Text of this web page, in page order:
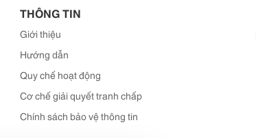
THÔNG TIN
Giới thiệu
Hướng dẫn
Quy chế hoạt động
Cơ chế giải quyết tranh chấp
Chính sách bảo vệ thông tin